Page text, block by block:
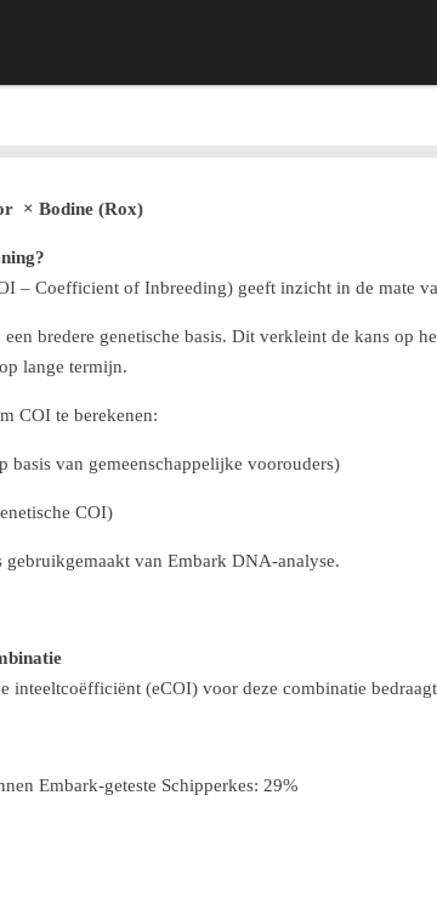
× Bodine (Rox)
– Coefficient of Inbreeding) geeft inzicht in de mate
bredere genetische basis. Dit verkleint de kans op
lange termijn.
COI te berekenen:
basis van gemeenschappelijke voorouders)
COI)
gebruikgemaakt van Embark DNA-analyse.
inteeltcoëfficiënt (eCOI) voor deze combinatie
Embark-geteste Schipperkes: 29%